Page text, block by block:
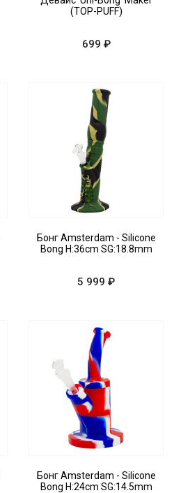
(TOP-PUFF)
699 ₽
Бонг Amsterdam - Silicone
Bong H:36cm SG:18.8mm
5 999 ₽
Бонг Amsterdam - Silicone
Bong H:24cm SG:14.5mm